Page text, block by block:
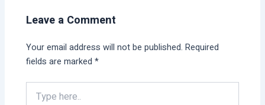
Leave a Comment
Your email address will not be published. Required
fields are marked*
Type
here..